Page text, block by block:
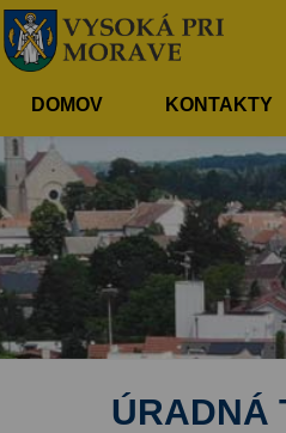
DOMOV KONTAKTY
ÚRADNÁ